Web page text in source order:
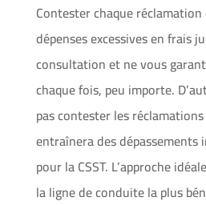
Contester chaque
dépenses excessives en frais
consultation et ne vous
chaque fois, peu importe.
pas contester les réclamations
entraînera des
pour la CSST. L’approche
la ligne de conduite la plus